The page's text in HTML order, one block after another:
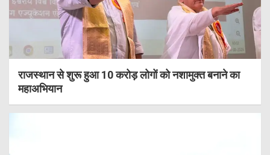
राजस्थान से शुरू हुआ 10 करोड़ लोगों को नशामुक्त बनाने का
महाअभियान